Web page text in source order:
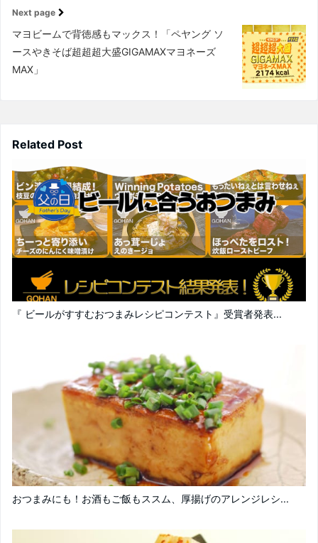
Next page
マヨビームで背徳感もマックス！「ペヤング ソ
ースやきそば超超超大盛GIGAMAXマヨネーズ
MAX」
Related Post
『 ビールがすすむおつまみレシピコンテスト』受賞者発表...
おつまみにも！お酒もご飯もススム、厚揚げのアレンジレシ...